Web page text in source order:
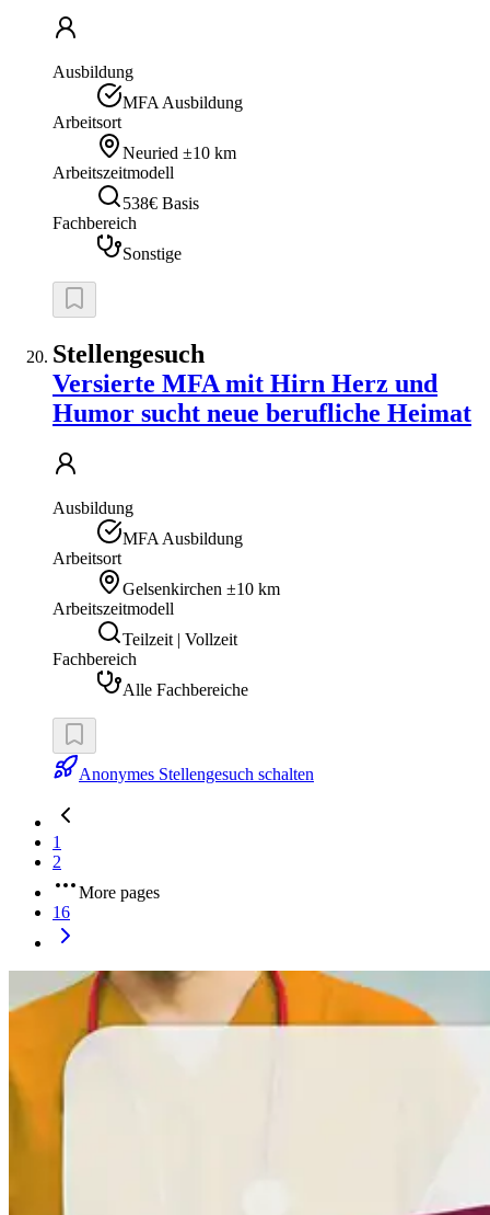
Ausbildung
MFA Ausbildung
Arbeitsort
Neuried ±10 km
Arbeitszeitmodell
538€ Basis
Fachbereich
Sonstige
Stellengesuch
Versierte MFA mit Hirn Herz und
Humor sucht neue berufliche Heimat
Ausbildung
MFA Ausbildung
Arbeitsort
Gelsenkirchen ±10 km
Arbeitszeitmodell
Teilzeit | Vollzeit
Fachbereich
Alle Fachbereiche
Anonymes Stellengesuch schalten
1
2
More pages
16